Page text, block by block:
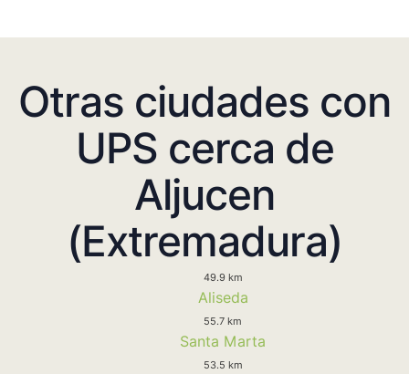
Otras ciudades con
UPS cerca de
Aljucen
(Extremadura)
49.9 km
Aliseda
55.7 km
Santa Marta
53.5 km